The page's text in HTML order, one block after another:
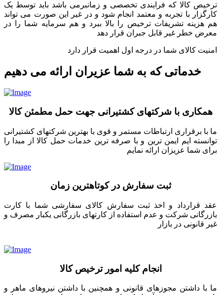
ترخیص کالا که فرایندی تخصصی و زمانبرمی باشد باید توسط یک
کارگزار با تجربه و معتمد انجام شود و در غیر این صورت می تواند
هم هزینه تشریفات ترخیص را بالا ببرد و هم سرمایه شما را در
معرض خطر غیر قابل جبران قرار دهد
امنیت کالای شما در درجه اول اهمیت قرار دارد
خدماتی که به شما عزیران ارائه می دهیم
همکاری با شرکتهای کشتیرانی جهت حمل مطمئن کالا
ما با برقراری ارتباطات مستمر و قوی با بهترین شرکتهای کشتیرانی
توانسته ایم ایمن ترین و با صرفه ترین خدمات حمل کالا از مبدا را
برای شما عزیزان ارائه نمایم
ثبت سفارش در کوتاهترین زمان
عقد قرارداد و اخذ ثبت سفارش کالای سفارشی شما با کارت
بازرگانی شرکت و عدم استفاده از کارتهای بازرگانی یکبار مصرف و
غیر قانونی در بازار
انجام کلیه امور ترخیص کالا
ما با داشتن مجوزهای قانونی و همچنین با داشتن نیروهای ماهر و